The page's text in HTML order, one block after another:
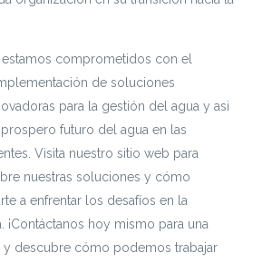
comprometidos con el
de soluciones
para la gestión del agua y asi
futuro del agua en las
Visita nuestro sitio web para
nuestras soluciones y cómo
a enfrentar los desafíos en la
¡Contáctanos hoy mismo para una
y descubre cómo podemos trabajar